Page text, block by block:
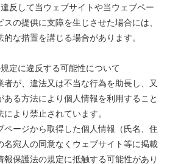
反して当ウェブサイトや当ウェブペー
の提供に支障を生じさせた場合には、
な措置を講じる場合があります。
定に違反する可能性について
が、違法又は不当な行為を助長し、又
ある方法により個人情報を利用すること
より禁止されています。
ージから取得した個人情報（氏名、住
名宛人の同意なくウェブサイト等に掲載
報保護法の規定に抵触する可能性があり